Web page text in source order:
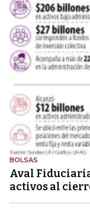
BOLSAS
Aval
activos al